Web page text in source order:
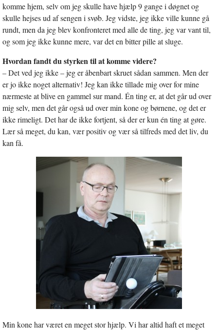
komme hjem, selv om jeg skulle have hjælp 9 gange i døgnet og
skulle hejses ud af sengen i svøb. Jeg vidste, jeg ikke ville kunne gå
rundt, men da jeg blev konfronteret med alle de ting, jeg var vant til,
og som jeg ikke kunne mere, var det en bitter pille at sluge.
Hvordan fandt du styrken til at komme videre?
– Det ved jeg ikke – jeg er åbenbart skruet sådan sammen. Men der
er jo ikke noget alternativ! Jeg kan ikke tillade mig over for mine
nærmeste at blive en gammel sur mand. Én ting er, at det går ud over
mig selv, men det går også ud over min kone og børnene, og det er
ikke rimeligt. Det har de ikke fortjent, så der er kun én ting at gøre.
Lær så meget, du kan, vær positiv og vær så tilfreds med det liv, du
kan få.
Min kone har været en meget stor hjælp. Vi har altid haft et meget